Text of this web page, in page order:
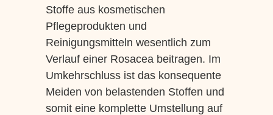
Stoffe aus kosmetischen
Pflegeprodukten und
Reinigungsmitteln wesentlich zum
Verlauf einer Rosacea beitragen. Im
Umkehrschluss ist das konsequente
Meiden von belastenden Stoffen und
somit eine komplette Umstellung auf